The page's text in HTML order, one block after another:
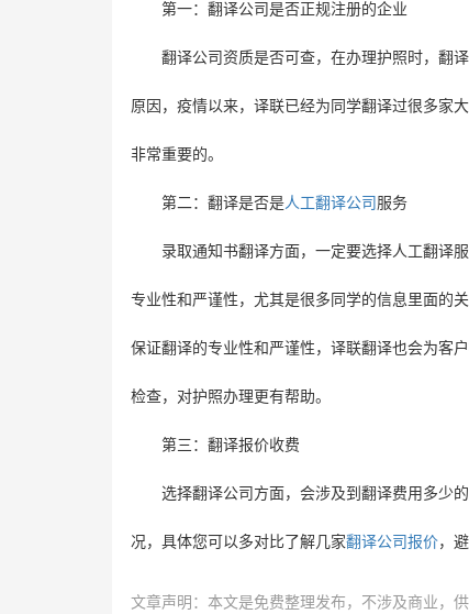
第一：翻译公司是否正规注册的企业
翻译公司资质是否可查，在办理护照时，翻
原因，疫情以来，译联已经为同学翻译过很多家
非常重要的。
第二：翻译是否是人工翻译公司 服务
录取通知书翻译方面，一定要选择人工翻译
专业性和严谨性，尤其是很多同学的信息里面的
保证翻译的专业性和严谨性，译联翻译也会为客
检查，对护照办理更有帮助。
第三：翻译报价收费
选择翻译公司方面，会涉及到翻译费用多少
况，具体您可以多对比了解几家翻译公司报价，
文章声明：本文是免费整理发布，不涉及商业，